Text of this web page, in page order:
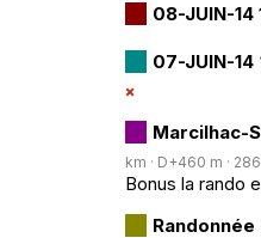
08-JUIN-14
07-JUIN-14
Marcilhac-
km · D+460 m ·
Bonus la rando